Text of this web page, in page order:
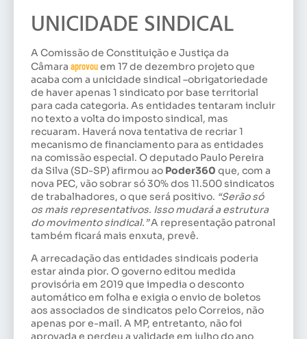
UNICIDADE SINDICAL
A Comissão de Constituição e Justiça da
Câmara aprovouem 17 de dezembro projeto que
acaba com a unicidade sindical –obrigatoriedade
de haver apenas 1 sindicato por base territorial
para cada categoria. As entidades tentaram incluir
no texto a volta do imposto sindical, mas
recuaram. Haverá nova tentativa de recriar 1
mecanismo de financiamento para as entidades
na comissão especial. O deputado Paulo Pereira
da Silva (SD-SP) afirmou ao Poder360 que, com a
nova PEC, vão sobrar só 30% dos 11.500 sindicatos
de trabalhadores, o que será positivo. “Serão só
os mais representativos. Isso mudará a estrutura
do movimento sindical.”A representação patronal
também ficará mais enxuta, prevê.
A arrecadação das entidades sindicais poderia
estar ainda pior. O governo editou medida
provisória em 2019 que impedia o desconto
automático em folha e exigia o envio de boletos
aos associados de sindicatos pelo Correios, não
apenas por e-mail. A MP, entretanto, não foi
aprovada e perdeu a validade em julho do ano